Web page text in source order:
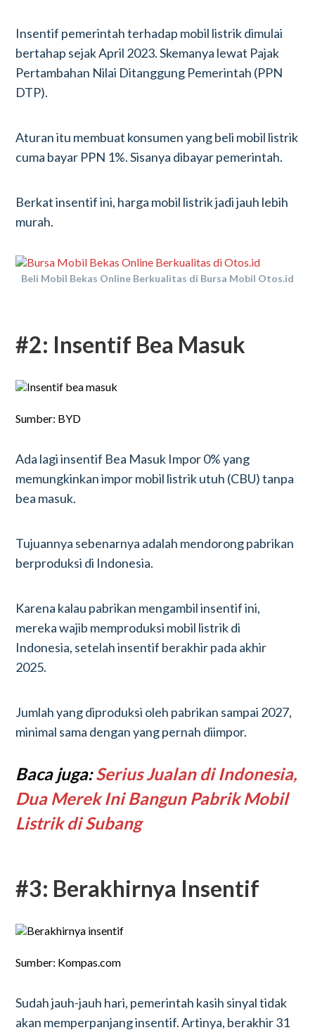
Insentif pemerintah terhadap mobil listrik dimulai
bertahap sejak April 2023. Skemanya lewat Pajak
Pertambahan Nilai Ditanggung Pemerintah (PPN
DTP).
Aturan itu membuat konsumen yang beli mobil listrik
cuma bayar PPN 1%. Sisanya dibayar pemerintah.
Berkat insentif ini, harga mobil listrik jadi jauh lebih
murah.
Beli Mobil Bekas Online Berkualitas di Bursa Mobil Otos.id
#2: Insentif Bea Masuk
Sumber: BYD
Ada lagi insentif Bea Masuk Impor 0% yang
memungkinkan impor mobil listrik utuh (CBU) tanpa
bea masuk.
Tujuannya sebenarnya adalah mendorong pabrikan
berproduksi di Indonesia.
Karena kalau pabrikan mengambil insentif ini,
mereka wajib memproduksi mobil listrik di
Indonesia, setelah insentif berakhir pada akhir
2025.
Jumlah yang diproduksi oleh pabrikan sampai 2027,
minimal sama dengan yang pernah diimpor.
Baca juga:Serius Jualan di Indonesia,
Dua Merek Ini Bangun Pabrik Mobil
Listrik di Subang
#3: Berakhirnya Insentif
Sumber: Kompas.com
Sudah jauh-jauh hari, pemerintah kasih sinyal tidak
akan memperpanjang insentif. Artinya, berakhir 31